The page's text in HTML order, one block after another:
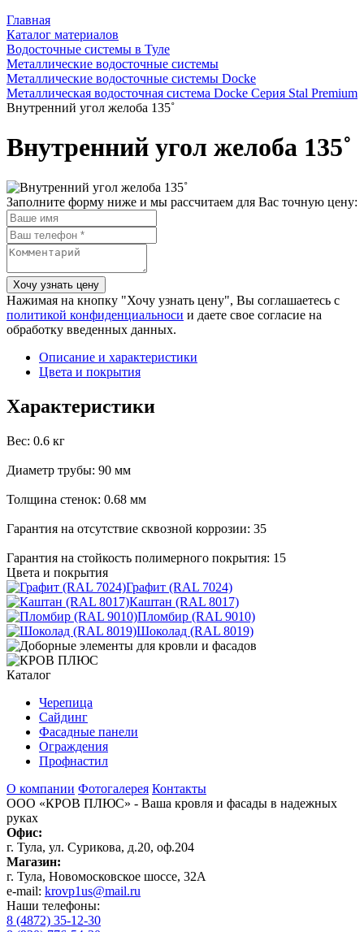
Главная
Каталог материалов
Водосточные системы в Туле
Металлические водосточные системы
Металлические водосточные системы Docke
Металлическая водосточная система Docke Серия Stal Premium
Внутренний угол желоба 135˚
Внутренний угол желоба 135˚
Заполните форму ниже и мы рассчитаем для Вас точную цену:
Нажимая на кнопку "Хочу узнать цену", Вы соглашаетесь с
политикой конфиденциальноси и даете свое согласие на
обработку введенных данных.
Описание и характеристики
Цвета и покрытия
Характеристики
Вес: 0.6 кг
Диаметр трубы: 90 мм
Толщина стенок: 0.68 мм
Гарантия на отсутствие сквозной коррозии: 35
Гарантия на стойкость полимерного покрытия: 15
Цвета и покрытия
Графит (RAL 7024)
Каштан (RAL 8017)
Пломбир (RAL 9010)
Шоколад (RAL 8019)
Каталог
Черепица
Сайдинг
Фасадные панели
Ограждения
Профнастил
О компании Фотогалерея Контакты
ООО «КРОВ ПЛЮС» - Ваша кровля и фасады в надежных
руках
Офис:
г. Тула, ул. Сурикова, д.20, оф.204
Магазин:
г. Тула, Новомосковское шоссе, 32А
e-mail: krovp1us@mail.ru
Наши телефоны:
8 (4872) 35-12-30